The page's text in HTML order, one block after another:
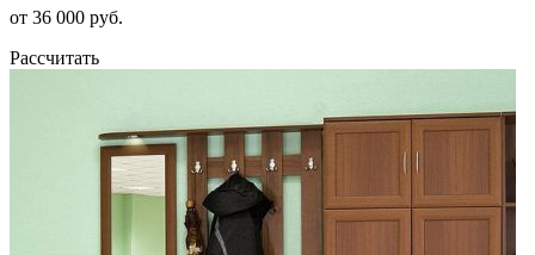
от 36 000 руб.
Рассчитать